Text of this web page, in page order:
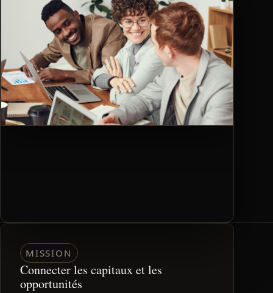
MISSION
Connecter les capitaux et les
opportunités